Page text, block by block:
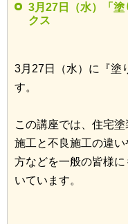
3月27日（水）「
クス
3月27日（水）に『塗
す。
この講座では、住宅
施工と不良施工の違
方などを一般の皆様
いています。